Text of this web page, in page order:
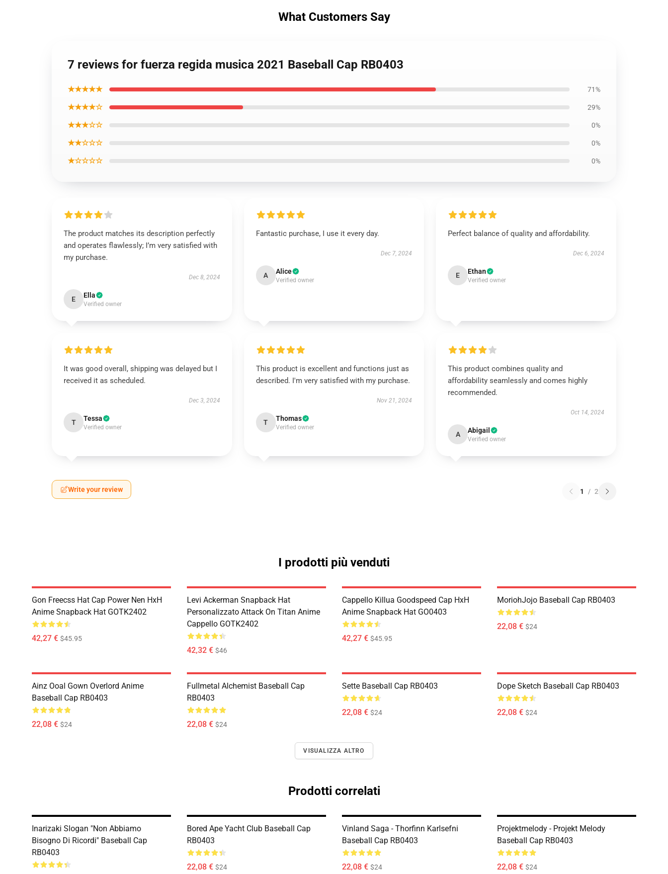
What Customers Say
7 reviews for fuerza regida musica 2021 Baseball Cap RB0403
★★★★★ 71%
★★★★☆ 29%
★★★☆☆ 0%
★★☆☆☆ 0%
★☆☆☆☆ 0%
The product matches its description perfectly
and operates flawlessly; I’m very satisfied with
my purchase.
Dec 8, 2024
E Ella
Verified owner
Fantastic purchase, I use it every day.
Dec 7, 2024
A Alice
Verified owner
Perfect balance of quality and affordability.
Dec 6, 2024
E Ethan
Verified owner
It was good overall, shipping was delayed but I
received it as scheduled.
Dec 3, 2024
T Tessa
Verified owner
This product is excellent and functions just as
described. I'm very satisfied with my purchase.
Nov 21, 2024
T Thomas
Verified owner
This product combines quality and
affordability seamlessly and comes highly
recommended.
Oct 14, 2024
A Abigail
Verified owner
Write your review 1 / 2
I prodotti più venduti
Gon Freecss Hat Cap Power Nen HxH
Anime Snapback Hat GOTK2402
42,27 € $45.95
Levi Ackerman Snapback Hat
Personalizzato Attack On Titan Anime
Cappello GOTK2402
42,32 € $46
Cappello Killua Goodspeed Cap HxH
Anime Snapback Hat GO0403
42,27 € $45.95
MoriohJojo Baseball Cap RB0403
22,08 € $24
Ainz Ooal Gown Overlord Anime
Baseball Cap RB0403
22,08 € $24
Fullmetal Alchemist Baseball Cap
RB0403
22,08 € $24
Sette Baseball Cap RB0403
22,08 € $24
Dope Sketch Baseball Cap RB0403
22,08 € $24
VISUALIZZA ALTRO
Prodotti correlati
Inarizaki Slogan "Non Abbiamo
Bisogno Di Ricordi" Baseball Cap
RB0403
Bored Ape Yacht Club Baseball Cap
RB0403
22,08 € $24
Vinland Saga - Thorfinn Karlsefni
Baseball Cap RB0403
22,08 € $24
Projektmelody - Projekt Melody
Baseball Cap RB0403
22,08 € $24